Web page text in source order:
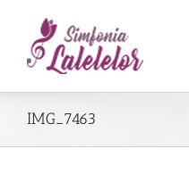
IMG_7463